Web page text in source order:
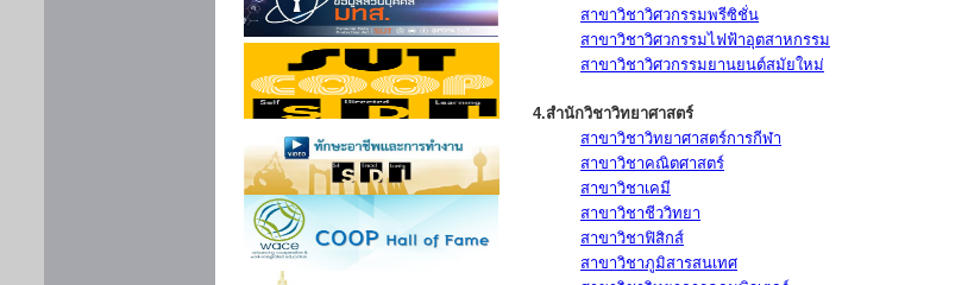
สาขาวิชาวิศวกรรมพรีซิชั่น
สาขาวิชาวิศวกรรมไฟฟ้าอุตสาหกรรม
สาขาวิชาวิศวกรรมยานยนต์สมัยใหม่
4.สำนักวิชาวิทยาศาสตร์
สาขาวิชาวิทยาศาสตร์การกีฬา
สาขาวิชาคณิตศาสตร์
สาขาวิชาเคมี
สาขาวิชาชีววิทยา
สาขาวิชาฟิสิกส์
สาขาวิชาภูมิสารสนเทศ